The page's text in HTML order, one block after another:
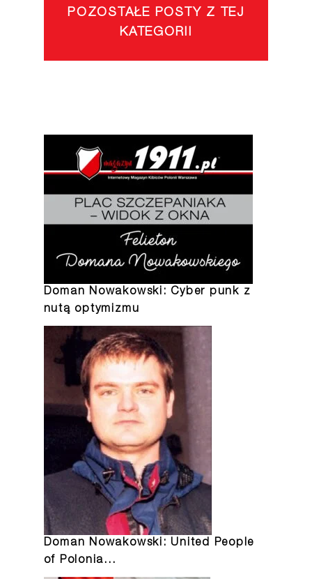
POZOSTAŁE POSTY Z TEJ
KATEGORII
Doman Nowakowski: Cyber punk z
nutą optymizmu
Doman Nowakowski: United People
of Polonia…